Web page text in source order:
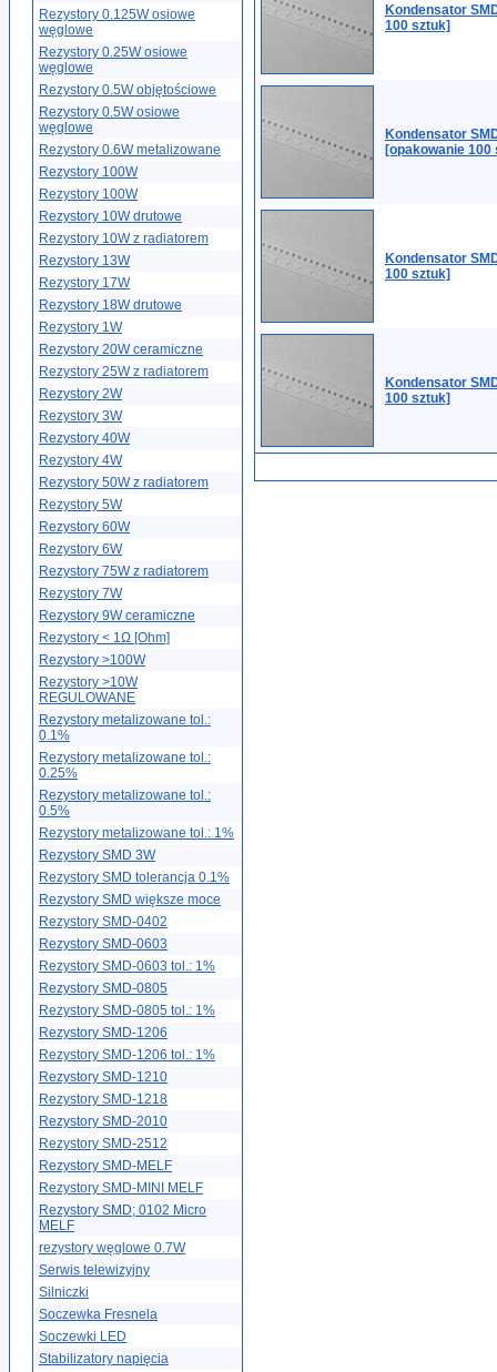
Rezystory 0.125W osiowe
węglowe
Rezystory 0.25W osiowe
węglowe
Rezystory 0.5W objętościowe
Rezystory 0.5W osiowe
węglowe
Rezystory 0.6W metalizowane
Rezystory 100W
Rezystory 100W
Rezystory 10W drutowe
Rezystory 10W z radiatorem
Rezystory 13W
Rezystory 17W
Rezystory 18W drutowe
Rezystory 1W
Rezystory 20W ceramiczne
Rezystory 25W z radiatorem
Rezystory 2W
Rezystory 3W
Rezystory 40W
Rezystory 4W
Rezystory 50W z radiatorem
Rezystory 5W
Rezystory 60W
Rezystory 6W
Rezystory 75W z radiatorem
Rezystory 7W
Rezystory 9W ceramiczne
Rezystory < 1Ω [Ohm]
Rezystory >100W
Rezystory >10W
REGULOWANE
Rezystory metalizowane tol.:
0.1%
Rezystory metalizowane tol.:
0.25%
Rezystory metalizowane tol.:
0.5%
Rezystory metalizowane tol.: 1%
Rezystory SMD 3W
Rezystory SMD tolerancja 0.1%
Rezystory SMD większe moce
Rezystory SMD-0402
Rezystory SMD-0603
Rezystory SMD-0603 tol.: 1%
Rezystory SMD-0805
Rezystory SMD-0805 tol.: 1%
Rezystory SMD-1206
Rezystory SMD-1206 tol.: 1%
Rezystory SMD-1210
Rezystory SMD-1218
Rezystory SMD-2010
Rezystory SMD-2512
Rezystory SMD-MELF
Rezystory SMD-MINI MELF
Rezystory SMD; 0102 Micro
MELF
rezystory węglowe 0.7W
Serwis telewizyjny
Silniczki
Soczewka Fresnela
Soczewki LED
Stabilizatory napięcia
Kondensator
100 sztuk]
Kondensator
[opakowanie 100
Kondensator
100 sztuk]
Kondensator
100 sztuk]